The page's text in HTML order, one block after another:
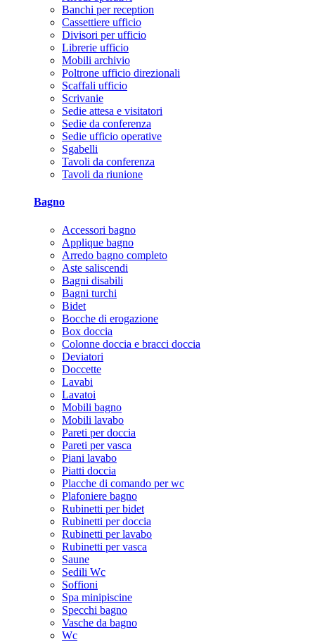
Banchi per reception
Cassettiere ufficio
Divisori per ufficio
Librerie ufficio
Mobili archivio
Poltrone ufficio direzionali
Scaffali ufficio
Scrivanie
Sedie attesa e visitatori
Sedie da conferenza
Sedie ufficio operative
Sgabelli
Tavoli da conferenza
Tavoli da riunione
Bagno
Accessori bagno
Applique bagno
Arredo bagno completo
Aste saliscendi
Bagni disabili
Bagni turchi
Bidet
Bocche di erogazione
Box doccia
Colonne doccia e bracci doccia
Deviatori
Doccette
Lavabi
Lavatoi
Mobili bagno
Mobili lavabo
Pareti per doccia
Pareti per vasca
Piani lavabo
Piatti doccia
Placche di comando per wc
Plafoniere bagno
Rubinetti per bidet
Rubinetti per doccia
Rubinetti per lavabo
Rubinetti per vasca
Saune
Sedili Wc
Soffioni
Spa minipiscine
Specchi bagno
Vasche da bagno
Wc